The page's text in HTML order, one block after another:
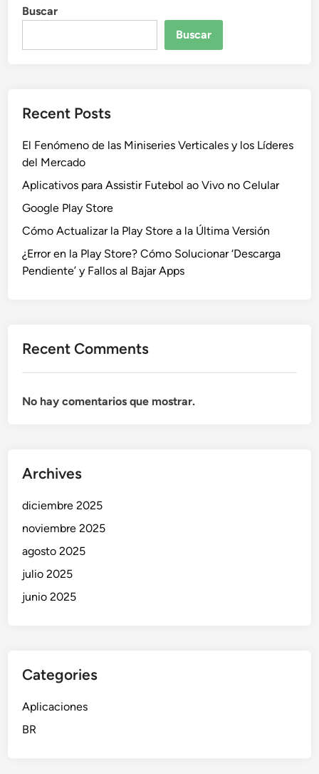
Buscar
Buscar
Recent Posts
El Fenómeno de las Miniseries Verticales y los Líderes
del Mercado
Aplicativos para Assistir Futebol ao Vivo no Celular
Google Play Store
Cómo Actualizar la Play Store a la Última Versión
¿Error en la Play Store? Cómo Solucionar ‘Descarga
Pendiente’ y Fallos al Bajar Apps
Recent Comments
No hay comentarios que mostrar.
Archives
diciembre 2025
noviembre 2025
agosto 2025
julio 2025
junio 2025
Categories
Aplicaciones
BR